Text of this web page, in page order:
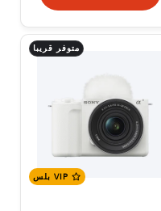
متوفر قريبا